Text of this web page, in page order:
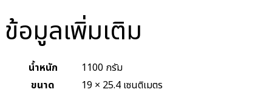
ข้อมูลเพิ่มเติม
น้ำหนัก
1100 กรัม
ขนาด
19 × 25.4 เซนติเมตร